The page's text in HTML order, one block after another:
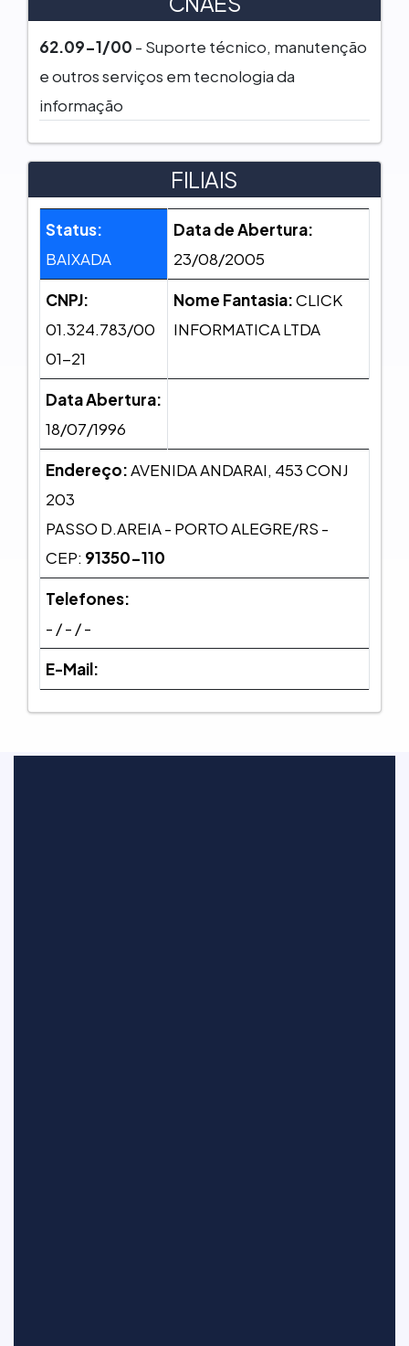
62.09-1/00 - Suporte técnico, manutenção
e outros serviços em tecnologia da
informação
FILIAIS
Status:
BAIXADA
Data de Abertura:
23/08/2005
CNPJ:
01.324.783/00
01-21
Nome Fantasia:CLICK
INFORMATICA LTDA
Data Abertura:
18/07/1996
Endereço:AVENIDA ANDARAI, 453 CONJ
203
PASSO D.AREIA - PORTO ALEGRE/RS -
CEP: 91350-110
Telefones:
- / - / -
E-Mail: